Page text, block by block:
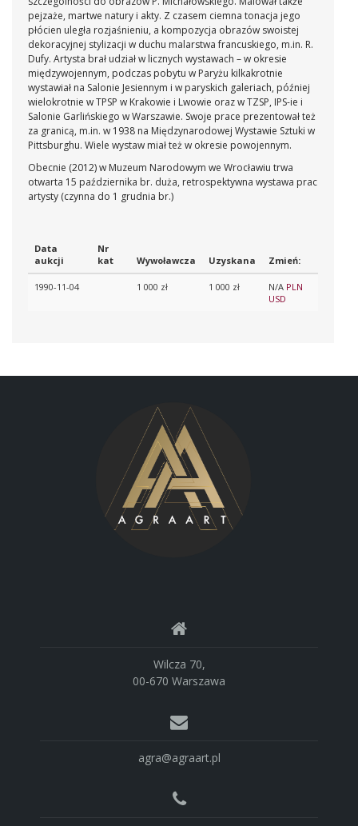
pejzaże, martwe natury i akty. Z czasem ciemna tonacja jego
płócien uległa rozjaśnieniu, a kompozycja obrazów swoistej
dekoracyjnej stylizacji w duchu malarstwa francuskiego, m.in. R.
Dufy. Artysta brał udział w licznych wystawach – w okresie
międzywojennym, podczas pobytu w Paryżu kilkakrotnie
wystawiał na Salonie Jesiennym i w paryskich galeriach, później
wielokrotnie w TPSP w Krakowie i Lwowie oraz w TZSP, IPS-ie i
Salonie Garlińskiego w Warszawie. Swoje prace prezentował też
za granicą, m.in. w 1938 na Międzynarodowej Wystawie Sztuki w
Pittsburghu. Wiele wystaw miał też w okresie powojennym.
Obecnie (2012) w Muzeum Narodowym we Wrocławiu trwa
otwarta 15 października br. duża, retrospektywna wystawa prac
artysty (czynna do 1 grudnia br.)
Data
aukcji
Nr
kat
Wywoławcza Uzyskana Zmień:
1990-11-04 1 000 zł 1 000 zł N/A PLN
USD
Wilcza 70,
00-670 Warszawa
agra@agraart.pl